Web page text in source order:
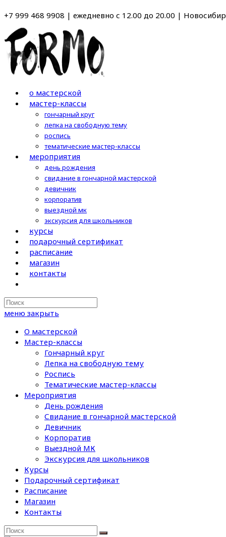
к
содержимому
+7 999 468 9908 | ежедневно с 12.00 до 20.00 |
о мастерской
мастер-классы
гончарный круг
лепка на свободную тему
роспись
тематические мастер-классы
мероприятия
день рождения
свидание в гончарной мастерской
девичник
корпоратив
выездной мк
экскурсия для школьников
курсы
подарочный сертификат
расписание
магазин
контакты
Search
this
меню закрыть
О мастерской
Мастер-классы
Гончарный круг
Лепка на свободную тему
Роспись
Тематические мастер-классы
Мероприятия
День рождения
Свидание в гончарной мастерской
Девичник
Корпоратив
Выездной МК
Экскурсия для школьников
Курсы
Подарочный сертификат
Расписание
Магазин
Контакты